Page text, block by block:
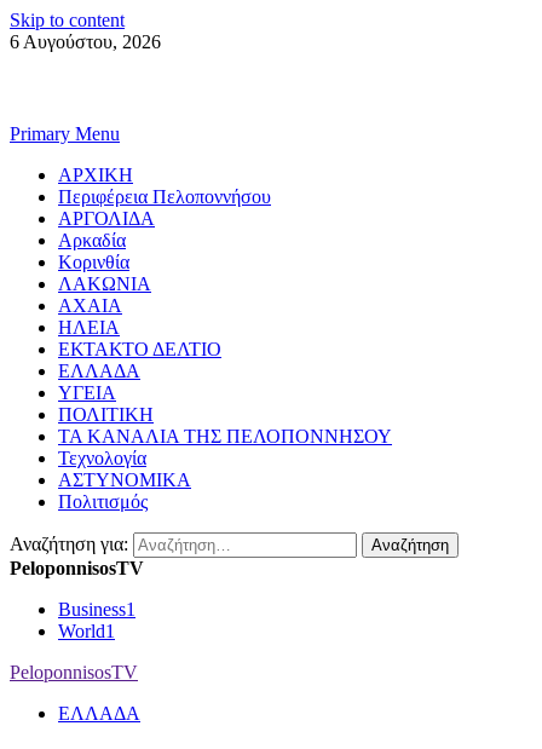
Skip to content
6 Αυγούστου, 2026
Primary Menu
ΑΡΧΙΚΗ
Περιφέρεια Πελοποννήσου
ΑΡΓΟΛΙΔΑ
Αρκαδία
Κορινθία
ΛΑΚΩΝΙΑ
ΑΧΑΙΑ
ΗΛΕΙΑ
ΕΚΤΑΚΤΟ ΔΕΛΤΙΟ
ΕΛΛΑΔΑ
ΥΓΕΙΑ
ΠΟΛΙΤΙΚΗ
ΤΑ ΚΑΝΑΛΙΑ ΤΗΣ ΠΕΛΟΠΟΝΝΗΣΟΥ
Τεχνολογία
ΑΣΤΥΝΟΜΙΚΑ
Πολιτισμός
Αναζήτηση για:
PeloponnisosTV
Business1
World1
PeloponnisosTV
ΕΛΛΑΔΑ